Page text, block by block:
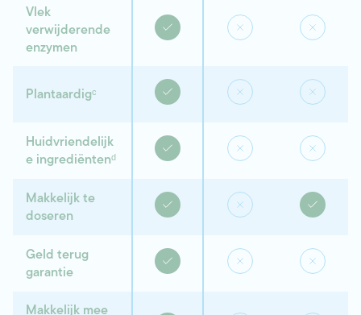
Vlek
verwijderende
enzymen
Plantaardigᶜ
Huidvriendelijk
e ingrediëntenᵈ
Makkelijk te
doseren
Geld terug
garantie
Makkelijk mee